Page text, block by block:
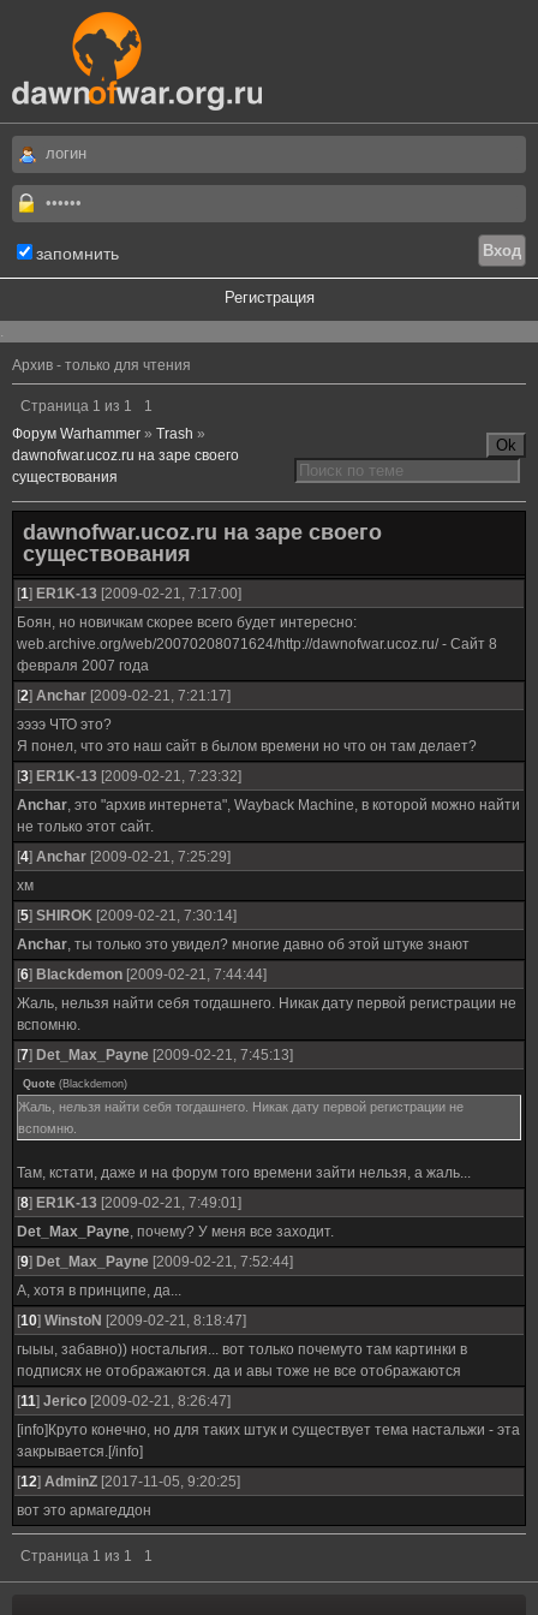
запомнить
Регистрация
.
Архив - только для чтения
Страница 1 из 1
1
Форум Warhammer » Trash »
dawnofwar.ucoz.ru на заре своего
существования
dawnofwar.ucoz.ru на заре своего
существования
[1] ER1K-13 [2009-02-21, 7:17:00]
Боян, но новичкам скорее всего будет интересно:
web.archive.org/web/20070208071624/http://dawnofwar.ucoz.ru/ - Сайт 8
февраля 2007 года
[2] Anchar [2009-02-21, 7:21:17]
ээээ ЧТО это?
Я понел, что это наш сайт в былом времени но что он там делает?
[3] ER1K-13 [2009-02-21, 7:23:32]
Anchar, это "архив интернета", Wayback Machine, в которой можно найти
не только этот сайт.
[4] Anchar [2009-02-21, 7:25:29]
хм
[5] SHIROK [2009-02-21, 7:30:14]
Anchar, ты только это увидел? многие давно об этой штуке знают
[6] Blackdemon [2009-02-21, 7:44:44]
Жаль, нельзя найти себя тогдашнего. Никак дату первой регистрации не
вспомню.
[7] Det_Max_Payne [2009-02-21, 7:45:13]
Quote (Blackdemon)
Жаль, нельзя найти себя тогдашнего. Никак дату первой регистрации не
вспомню.
Там, кстати, даже и на форум того времени зайти нельзя, а жаль...
[8] ER1K-13 [2009-02-21, 7:49:01]
Det_Max_Payne, почему? У меня все заходит.
[9] Det_Max_Payne [2009-02-21, 7:52:44]
А, хотя в принципе, да...
[10] WinstoN [2009-02-21, 8:18:47]
гыыы, забавно)) ностальгия... вот только почемуто там картинки в
подписях не отображаются. да и авы тоже не все отображаются
[11] Jerico [2009-02-21, 8:26:47]
[info]Круто конечно, но для таких штук и существует тема настальжи - эта
закрывается.[/info]
[12] AdminZ [2017-11-05, 9:20:25]
вот это армагеддон
Страница 1 из 1 1